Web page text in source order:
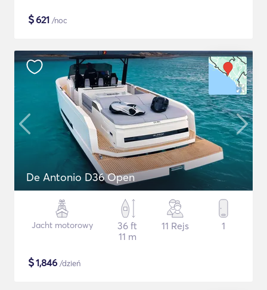
$621 /noc
De Antonio D36 Open
Jacht motorowy
36 ft
11 m
11 Rejs 1
$1,846 /dzień